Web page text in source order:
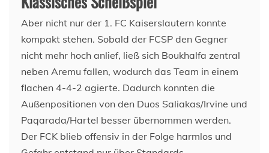
Aber nicht nur der 1. FC Kaiserslautern konnte
kompakt stehen. Sobald der FCSP den Gegner
nicht mehr hoch anlief, ließ sich Boukhalfa zentral
neben Aremu fallen, wodurch das Team in einem
flachen 4-4-2 agierte. Dadurch konnten die
Außenpositionen von den Duos Saliakas/Irvine und
Paqarada/Hartel besser übernommen werden.
Der FCK blieb offensiv in der Folge harmlos und